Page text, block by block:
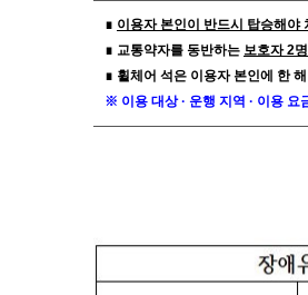
∎ 이용자 본인이 반드시 탑승해야
∎ 교통약자를 동반하는 보호자 2
∎ 휠체어 석은 이용자 본인에 한
※ 이용 대상 · 운행 지역 · 이용 요